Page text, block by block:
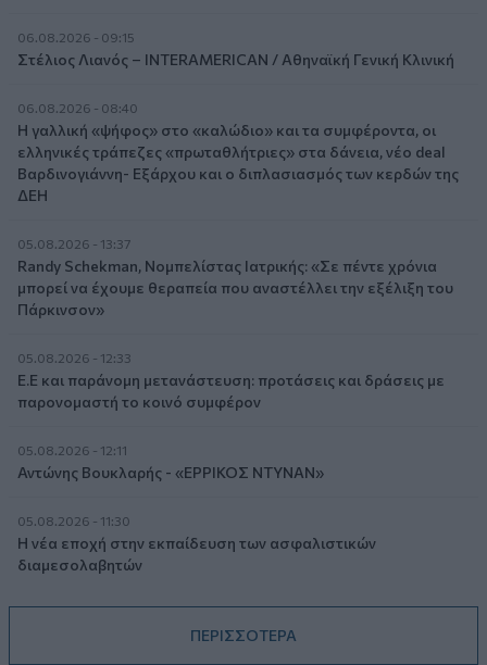
06.08.2026 - 09:15
Στέλιος Λιανός – INTERAMERICAN / Αθηναϊκή Γενική Κλινική
06.08.2026 - 08:40
Η γαλλική «ψήφος» στο «καλώδιο» και τα συμφέροντα, οι
ελληνικές τράπεζες «πρωταθλήτριες» στα δάνεια, νέο deal
Βαρδινογιάννη- Εξάρχου και ο διπλασιασμός των κερδών της
ΔΕΗ
05.08.2026 - 13:37
Randy Schekman, Νομπελίστας Ιατρικής: «Σε πέντε χρόνια
μπορεί να έχουμε θεραπεία που αναστέλλει την εξέλιξη του
Πάρκινσον»
05.08.2026 - 12:33
Ε.Ε και παράνομη μετανάστευση: προτάσεις και δράσεις με
παρονομαστή το κοινό συμφέρον
05.08.2026 - 12:11
Αντώνης Βουκλαρής - «ΕΡΡΙΚΟΣ ΝΤΥΝΑΝ»
05.08.2026 - 11:30
Η νέα εποχή στην εκπαίδευση των ασφαλιστικών
διαμεσολαβητών
ΠΕΡΙΣΣΟΤΕΡΑ